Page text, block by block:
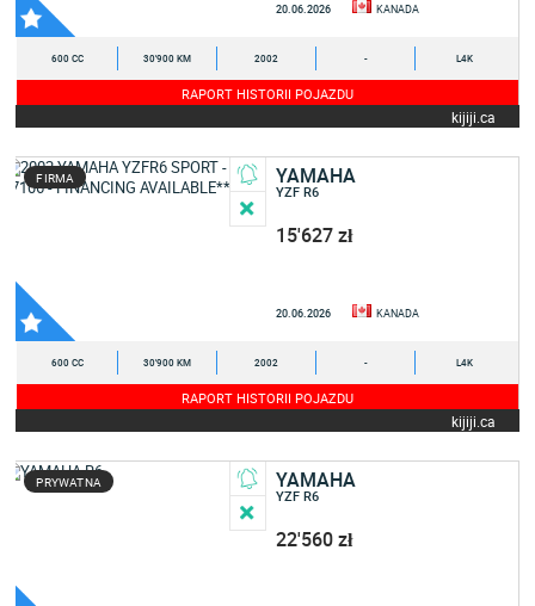
20.06.2026 KANADA
600 CC 30'900 KM 2002 - L4K
RAPORT HISTORII POJAZDU
kijiji.ca
FIRMA YAMAHA
YZF R6
15'627 zł
20.06.2026 KANADA
600 CC 30'900 KM 2002 - L4K
RAPORT HISTORII POJAZDU
kijiji.ca
PRYWATNA YAMAHA
YZF R6
22'560 zł